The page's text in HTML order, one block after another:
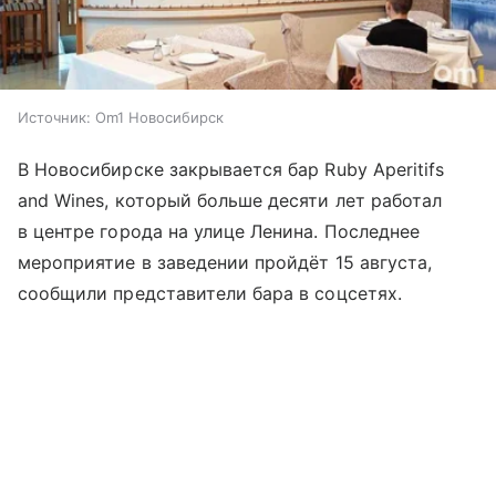
Источник: Om1 Новосибирск
В Новосибирске закрывается бар Ruby Aperitifs
and Wines, который больше десяти лет работал
в центре города на улице Ленина. Последнее
мероприятие в заведении пройдёт 15 августа,
сообщили представители бара в соцсетях.